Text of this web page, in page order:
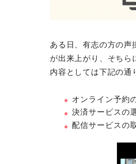
ある日、有志の方の声
が出来上がり、そちら
内容としては下記の通
オンライン予約
決済サービスの
配信サービスの